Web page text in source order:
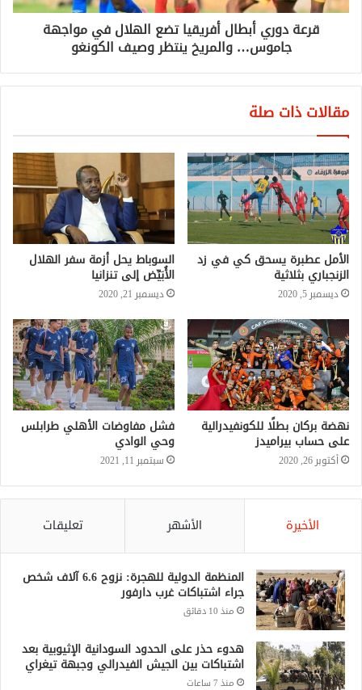
قرعة دوري أبطال أفريقيا تضع الهلال في مواجهة
جاموس… والمريخ ينتظر وصيف الكونغو
مقالات ذات صلة
الأمل عطبرة يسحق كي في زد
الزنجباري بثلاثية
ديسمبر 5, 2020
السوباط يحل أزمة سفر الهلال
الأُبَيِّض إلى تنزانيا
ديسمبر 21, 2020
نهضة بركان بطلًا للكونفيدرالية
على حساب بيراميدز
أكتوبر 26, 2020
فشل مفاوضات الأهلي طرابلس
وحي الوادي
سبتمبر 11, 2021
الأخيرة الأشهر تعليقات
المنظمة الدولية للهجرة: نزوح 6.6 آلاف شخص
جراء اشتباكات غرب دارفور
منذ 10 دقائق
هدوء حذر على الحدود السودانية الإثيوبية بعد
اشتباكات بين الجيش الفيدرالي وجبهة تيغراي
منذ 7 ساعات